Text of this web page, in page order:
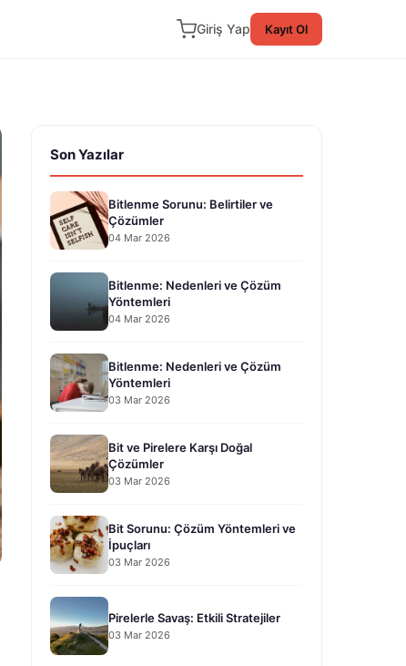
Giriş Yap Kayıt Ol
Son Yazılar
Bitlenme Sorunu: Belirtiler ve
Çözümler
04 Mar 2026
Bitlenme: Nedenleri ve Çözüm
Yöntemleri
04 Mar 2026
Bitlenme: Nedenleri ve Çözüm
Yöntemleri
03 Mar 2026
Bit ve Pirelere Karşı Doğal
Çözümler
03 Mar 2026
Bit Sorunu: Çözüm Yöntemleri ve
İpuçları
03 Mar 2026
Pirelerle Savaş: Etkili Stratejiler
03 Mar 2026